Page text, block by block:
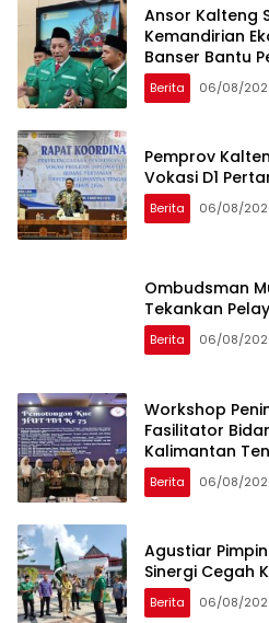
Ansor Kalteng
Kemandirian
Banser Bantu
Berita 06/08/
Pemprov
Vokasi D1
Berita 06/08/
Ombudsman
Tekankan
Berita 06/08/
Workshop
Fasilitator
Kalimantan
Berita 06/08/
Agustiar
Sinergi Cegah
Berita 06/08/